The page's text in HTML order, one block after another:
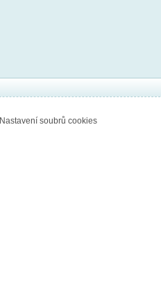
Nastavení soubrů cookies